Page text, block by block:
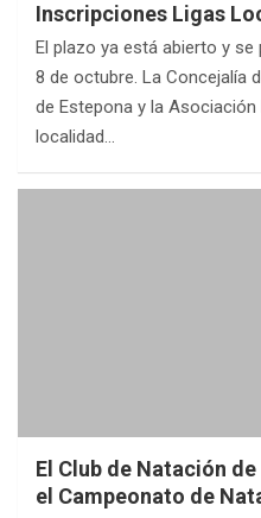
Inscripciones Ligas
El plazo ya está abierto y
8 de octubre. La Concejalía
de Estepona y la
localidad…
El Club de Natación
el Campeonato de